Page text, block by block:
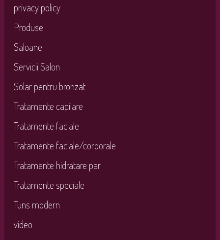
privacy policy
Produse
Saloane
Servicii Salon
Solar pentru bronzat
Tratamente capilare
Tratamente faciale
Tratamente faciale/corporale
Tratamente hidratare par
Tratamente speciale
Tuns modern
video